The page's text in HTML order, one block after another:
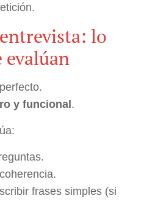
lo
evalúan
y funcional.
frases simples (si